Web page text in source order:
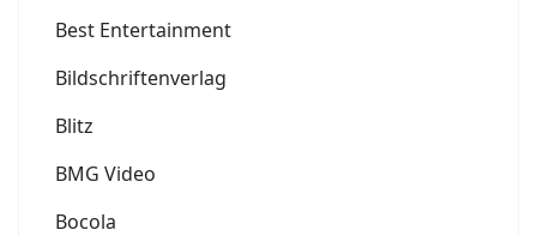
Best Entertainment
Bildschriftenverlag
Blitz
BMG Video
Bocola